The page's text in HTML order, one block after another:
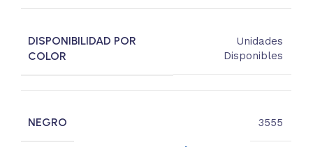
DISPONIBILIDAD POR
COLOR
Unidades
Disponibles
NEGRO 3555